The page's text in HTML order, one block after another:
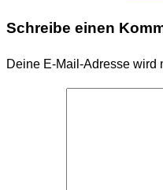
Schreibe einen
Deine E-Mail-Adresse wird